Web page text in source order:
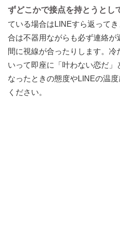
ずどこかで接点を持とうとし
ている場合はLINEすら返って
合は不器用ながらも必ず連絡
間に視線が合ったりします。冷
いって即座に「叶わない恋だ」
なったときの態度やLINEの温
ください。